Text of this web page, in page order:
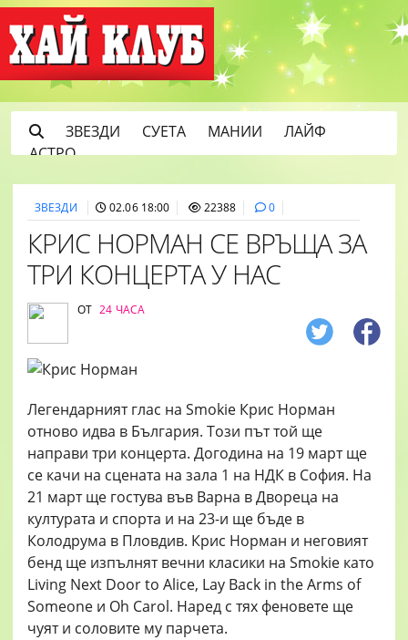
ЗВЕЗДИ СУЕТА МАНИИ
ЛАЙФ
АСТРО
ЗВЕЗДИ 02.06 18:00 22388 0
КРИС НОРМАН СЕ ВРЪЩА ЗА
ТРИ КОНЦЕРТА У НАС
ОТ 24 ЧАСА
Легендарният глас на Smokie Крис Норман
отново идва в България. Този път той ще
направи три концерта. Догодина на 19 март ще
се качи на сцената на зала 1 на НДК в София. На
21 март ще гостува във Варна в Двореца на
културата и спорта и на 23-и ще бъде в
Колодрума в Пловдив. Крис Норман и неговият
бенд ще изпълнят вечни класики на Smokie като
Living Next Door to Alice, Lay Back in the Arms of
Someone и Oh Carol. Наред с тях феновете ще
чуят и соловите му парчета.